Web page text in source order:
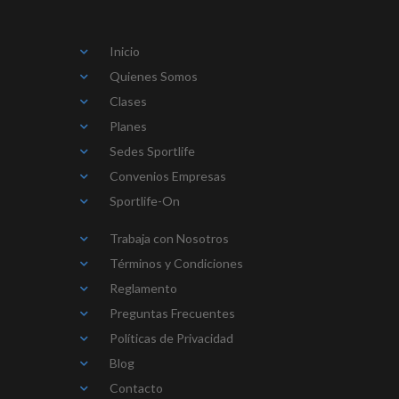
Inicio
Quienes Somos
Clases
Planes
Sedes Sportlife
Convenios Empresas
Sportlife-On
Trabaja con Nosotros
Términos y Condiciones
Reglamento
Preguntas Frecuentes
Políticas de Privacidad
Blog
Contacto